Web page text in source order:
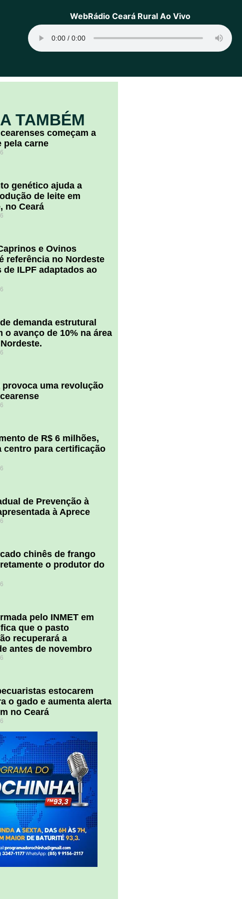
WebRádio Ceará Rural Ao Vivo
TAMBÉM
começam a
pela carne
genético ajuda a
de leite em
no Ceará
e Ovinos
referência no Nordeste
de ILPF adaptados ao
demanda estrutural
o avanço de 10% na área
provoca uma revolução
de R$ 6 milhões,
centro para certificação
de Prevenção à
à Aprece
chinês de frango
o produtor do
pelo INMET em
que o pasto
recuperará a
antes de novembro
estocarem
o gado e aumenta alerta
no Ceará